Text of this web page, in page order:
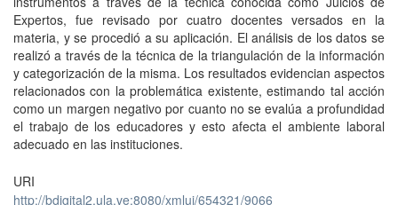
Expertos, fue revisado por cuatro docentes versados en la
materia, y se procedió a su aplicación. El análisis de los datos se
realizó a través de la técnica de la triangulación de la información
y categorización de la misma. Los resultados evidencian aspectos
relacionados con la problemática existente, estimando tal acción
como un margen negativo por cuanto no se evalúa a profundidad
el trabajo de los educadores y esto afecta el ambiente laboral
adecuado en las instituciones.
URI
http://bdigital2.ula.ve:8080/xmlui/654321/9066